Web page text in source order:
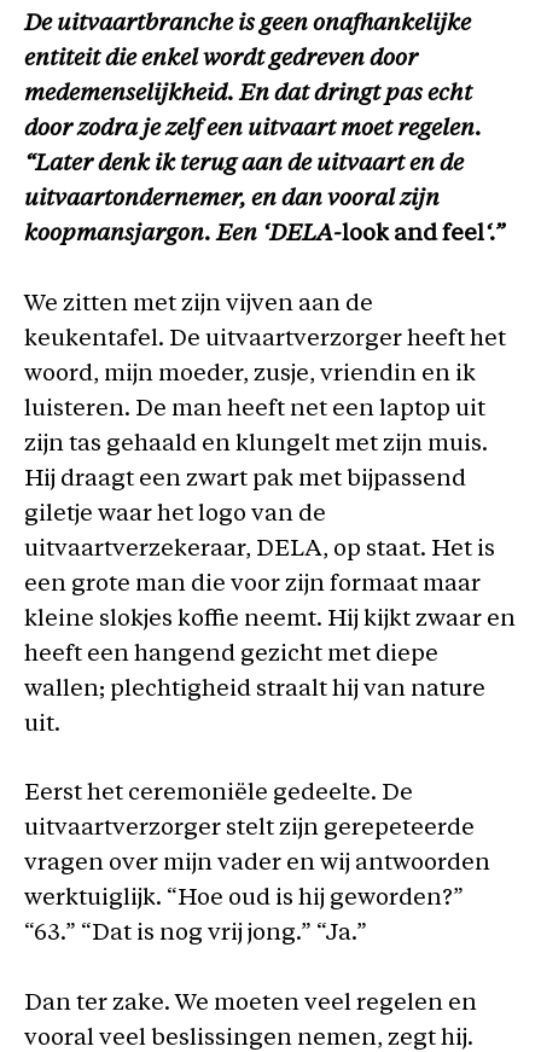
De uitvaartbranche is geen onafhankelijke
entiteit die enkel wordt gedreven door
medemenselijkheid. En dat dringt pas echt
door zodra je zelf een uitvaart moet regelen.
“Later denk ik terug aan de uitvaart en de
uitvaartondernemer, en dan vooral zijn
koopmansjargon. Een ‘DELA-look and feel‘.”
We zitten met zijn vijven aan de
keukentafel. De uitvaartverzorger heeft het
woord, mijn moeder, zusje, vriendin en ik
luisteren. De man heeft net een laptop uit
zijn tas gehaald en klungelt met zijn muis.
Hij draagt een zwart pak met bijpassend
giletje waar het logo van de
uitvaartverzekeraar, DELA, op staat. Het is
een grote man die voor zijn formaat maar
kleine slokjes koffie neemt. Hij kijkt zwaar en
heeft een hangend gezicht met diepe
wallen; plechtigheid straalt hij van nature
uit.
Eerst het ceremoniële gedeelte. De
uitvaartverzorger stelt zijn gerepeteerde
vragen over mijn vader en wij antwoorden
werktuiglijk. “Hoe oud is hij geworden?”
“63.” “Dat is nog vrij jong.” “Ja.”
Dan ter zake. We moeten veel regelen en
vooral veel beslissingen nemen, zegt hij.